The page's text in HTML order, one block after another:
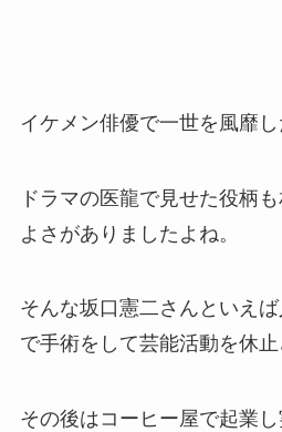
イケメン俳優で一世を風靡し
ドラマの医龍で見せた役柄
よさがありましたよね。
そんな坂口憲二さんといえ
で手術をして芸能活動を休止
その後はコーヒー屋で起業